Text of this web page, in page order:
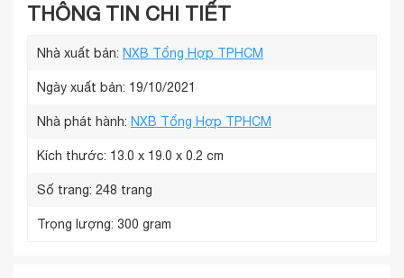
THÔNG TIN CHI TIẾT
Nhà xuất bản: NXB Tổng Hợp TPHCM
Ngày xuất bản: 19/10/2021
Nhà phát hành: NXB Tổng Hợp TPHCM
Kích thước: 13.0 x 19.0 x 0.2 cm
Số trang: 248 trang
Trọng lượng: 300 gram